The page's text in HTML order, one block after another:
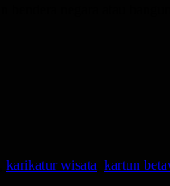
karikatur wisata kartun